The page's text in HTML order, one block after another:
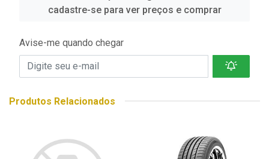
cadastre-se para ver preços e comprar
Avise-me quando chegar
Produtos Relacionados